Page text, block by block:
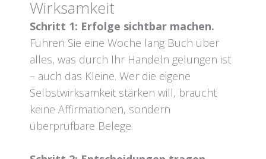
Wirksamkeit
Schritt 1: Erfolge sichtbar machen.
Führen Sie eine Woche lang Buch über
alles, was durch Ihr Handeln gelungen ist
– auch das Kleine. Wer die eigene
Selbstwirksamkeit stärken will, braucht
keine Affirmationen, sondern
überprüfbare Belege.